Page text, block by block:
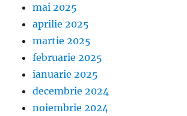
mai 2025
aprilie 2025
martie 2025
februarie 2025
ianuarie 2025
decembrie 2024
noiembrie 2024